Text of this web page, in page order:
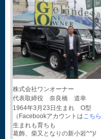
株式会社ワンオーナー
代表取締役 奈良橋 道幸
1964年3月23日生まれ O型
（Facebookアカウントは こちら
生まれも育ちも
葛飾、柴又となりの新小岩^^)/